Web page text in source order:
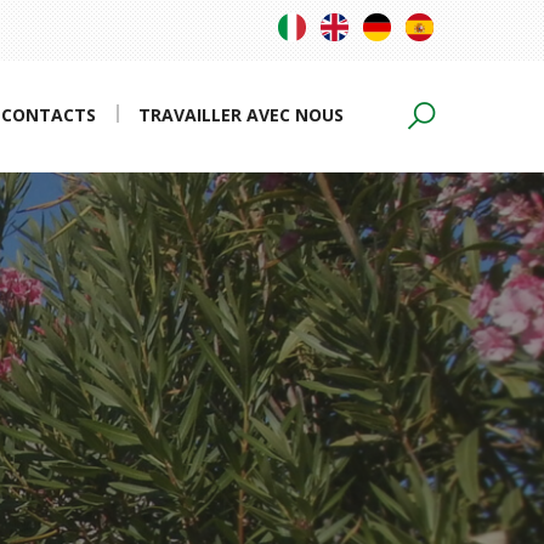
CONTACTS TRAVAILLER AVEC NOUS